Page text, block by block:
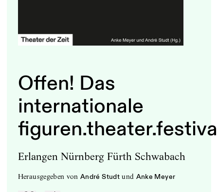
Offen! Das
internationale
Erlangen Nürnberg Fürth Schwabach
herausgegeben von André Studt und Anke Meyer